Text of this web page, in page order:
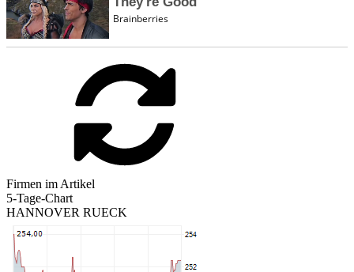
Firmen im Artikel
5-Tage-Chart
HANNOVER RUECK